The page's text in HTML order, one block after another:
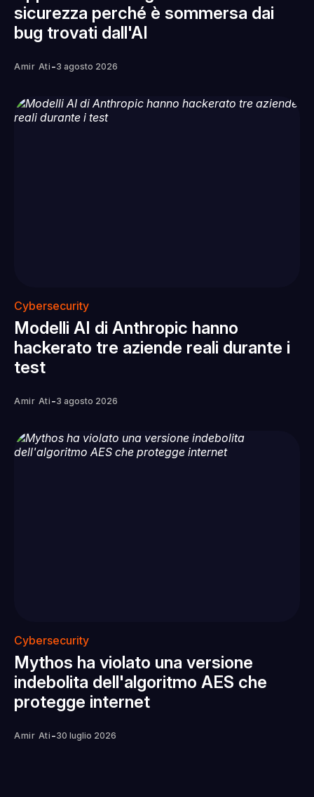
sicurezza perché è sommersa dai
bug trovati dall'AI
Amir Ati -3 agosto 2026
Cybersecurity
Modelli AI di Anthropic hanno
hackerato tre aziende reali durante i
test
Amir Ati -3 agosto 2026
Cybersecurity
Mythos ha violato una versione
indebolita dell'algoritmo AES che
protegge internet
Amir Ati -30 luglio 2026